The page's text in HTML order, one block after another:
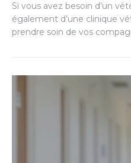
Si vous avez besoin d’un
également d’une clinique
prendre soin de vos